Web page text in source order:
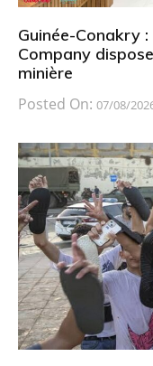
Guinée-Conakry
Company
minière
Posted On: 07/08/